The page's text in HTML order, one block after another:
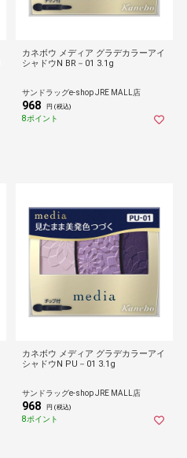
カネボウ メディア グラデカラーアイ
シャドウN BR－01 3.1g
サンドラッグe-shop JRE MALL店
968 円 (税込)
8ポイント
カネボウ メディア グラデカラーアイ
シャドウN PU－01 3.1g
サンドラッグe-shop JRE MALL店
968 円 (税込)
8ポイント